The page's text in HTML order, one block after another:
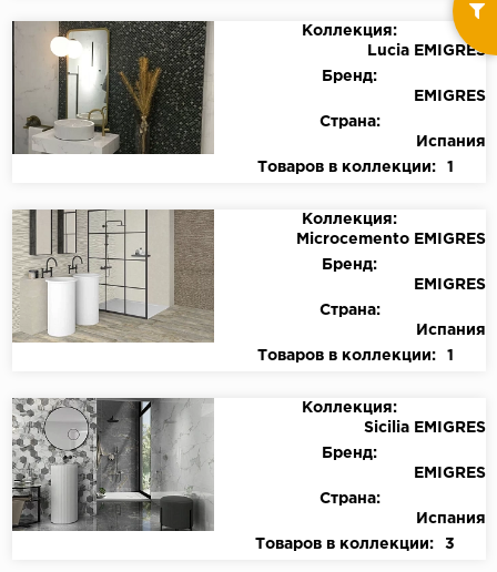
Коллекция:
Lucia EMIGRES
Бренд:
EMIGRES
Страна:
Испания
Товаров в коллекции:
1
Коллекция:
Microcemento EMIGRES
Бренд:
EMIGRES
Страна:
Испания
Товаров в коллекции:
1
Коллекция:
Sicilia EMIGRES
Бренд:
EMIGRES
Страна:
Испания
Товаров в коллекции:
3